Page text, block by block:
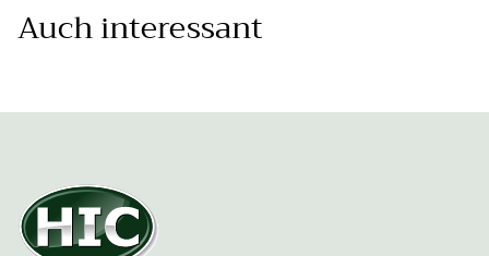
Auch interessant